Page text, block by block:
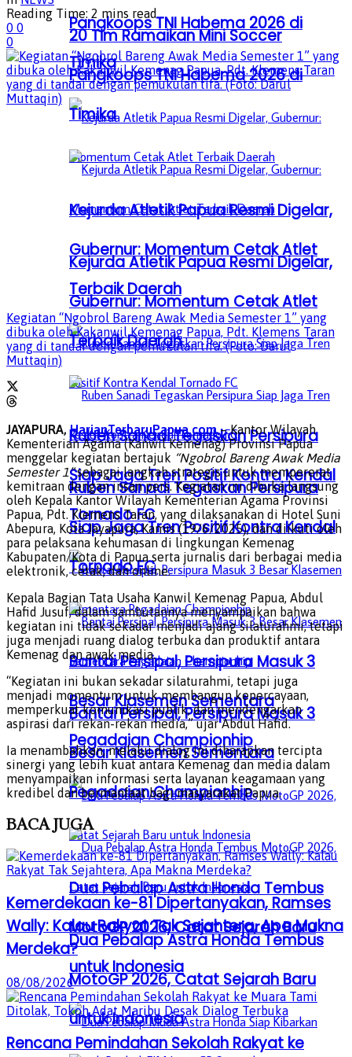
Pangkoops TNI Habema 2026 di
Timika
Kejurda Atletik Papua Resmi Digelar,
Gubernur: Momentum Cetak Atlet
Terbaik Daerah
Ruben Sanadi Tegaskan Persipura
Siap Jaga Tren Positif Kontra Kendal
Tornado FC
Bantai Persipal, Persipura Masuk 3
Besar Klasemen Sementara
Pegadaian Championhip
Dua Pebalap Astra Honda Tembus
MotoGP 2026, Catat Sejarah Baru
untuk Indonesia
20 Tim Ramaikan Mini Soccer
Pangkoops TNI Habema 2026 di
Timika
Kejurda Atletik Papua Resmi Digelar,
Gubernur: Momentum Cetak Atlet
Terbaik Daerah
Ruben Sanadi Tegaskan Persipura
Siap Jaga Tren Positif Kontra Kendal
Tornado FC
Bantai Persipal, Persipura Masuk 3
Besar Klasemen Sementara
Pegadaian Championhip
Dua Pebalap Astra Honda Tembus
MotoGP 2026, Catat Sejarah Baru
untuk Indonesia
Reading Time: 2 mins read
0 0
0
Kegiatan “Ngobrol Bareng Awak Media Semester 1” yang
dibuka oleh Kakanwil Kemenag Papua, Pdt. Klemens Taran
yang di tandai dengan pemukulan tifa. (Foto: Darul
Muttaqin)
JAYAPURA,HarianTerbaruPapua.com– Kantor Wilayah
Kementerian Agama (Kanwil Kemenag) Provinsi Papua
menggelar kegiatan bertajuk “Ngobrol Bareng Awak Media
Semester 1”sebagai langkah strategis untuk mempererat
kemitraan dengan insan pers. Kegiatan ini dibuka langsung
oleh Kepala Kantor Wilayah Kementerian Agama Provinsi
Papua, Pdt. Klemens Taran, yang dilaksanakan di Hotel Suni
Abepura, Kota Jayapura, Kamis (19/6/2025), dan diikuti oleh
para pelaksana kehumasan di lingkungan Kemenag
Kabupaten/Kota di Papua serta jurnalis dari berbagai media
elektronik, cetak, dan online.
Kepala Bagian Tata Usaha Kanwil Kemenag Papua, Abdul
Hafid Jusuf, dalam sambutannya menyampaikan bahwa
kegiatan ini tidak sekadar menjadi ajang silaturahmi, tetapi
juga menjadi ruang dialog terbuka dan produktif antara
Kemenag dan awak media.
“Kegiatan ini bukan sekadar silaturahmi, tetapi juga
menjadi momentum untuk membangun kepercayaan,
memperkuat komunikasi publik, dan mendengarkan
aspirasi dari rekan-rekan media,” ujar Abdul Hafid.
Ia menambahkan, melalui dialog ini diharapkan tercipta
sinergi yang lebih kuat antara Kemenag dan media dalam
menyampaikan informasi serta layanan keagamaan yang
kredibel dan bermanfaat bagi masyarakat Papua.
BACAJUGA
Kemerdekaan ke-81 Dipertanyakan, Ramses
Wally: Kalau Rakyat Tak Sejahtera, Apa Makna
Merdeka?
08/08/2026
Rencana Pemindahan Sekolah Rakyat ke